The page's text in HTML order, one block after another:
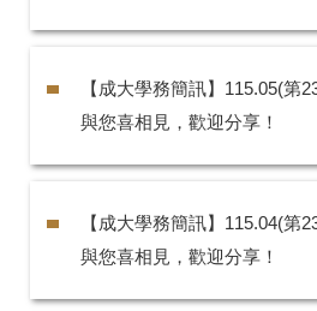
【成大學務簡訊】115.05(第
與您喜相見，歡迎分享！
【成大學務簡訊】115.04(第
與您喜相見，歡迎分享！